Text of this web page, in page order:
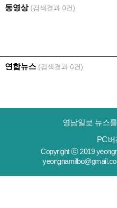
영남일보 뉴스
PC버
Copyright ⓒ 2019